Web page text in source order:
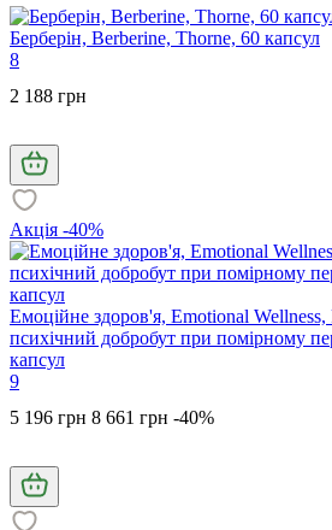
Берберін, Berberine, Thorne, 60 капсул
8
2 188 грн
Акція -40%
Емоційне здоров'я, Emotional Wellness,
психічний добробут при помірному
капсул
9
5 196 грн 8 661 грн -40%